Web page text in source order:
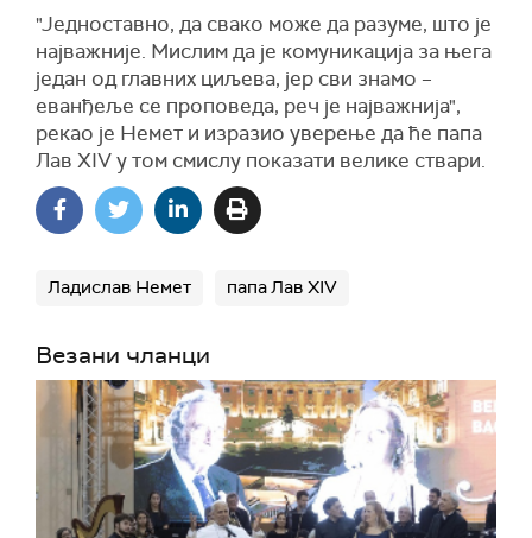
"Једноставно, да свако може да разуме, што је
најважније. Мислим да је комуникација за њега
један од главних циљева, јер сви знамо –
еванђеље се проповеда, реч је најважнија",
рекао је Немет и изразио уверење да ће папа
Лав XIV у том смислу показати велике ствари.
Ладислав Немет папа Лав XIV
Везани чланци